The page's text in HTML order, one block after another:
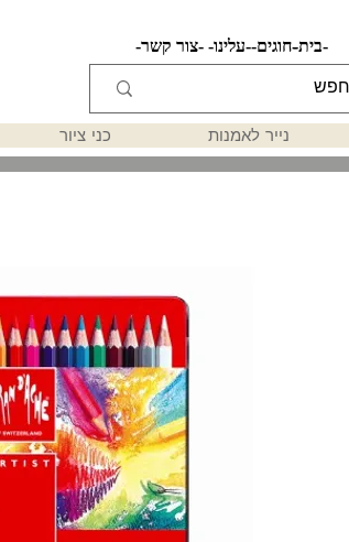
-צור קשר- -עלינו- -חוגים- -בית-
נייר לאמנות כני ציור